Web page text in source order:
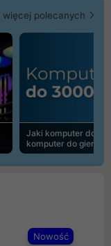
więcej polecanych
Jaki komputer do
komputer do gier |
Nowość